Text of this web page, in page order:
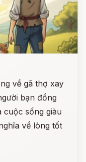
về gã thợ xay
bạn đồng
cuộc sống giàu
về lòng tốt